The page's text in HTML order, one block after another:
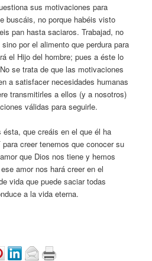
sus motivaciones para
buscáis, no porque habéis visto
pan hasta saciaros. Trabajad, no
por el alimento que perdura para
el Hijo del hombre; pues a éste lo
se trata de que las motivaciones
a satisfacer necesidades humanas
transmitirles a ellos (y a nosotros)
válidas para seguirle.
ésta, que creáis en el que él ha
creer tenemos que conocer su
que Dios nos tiene y hemos
amor nos hará creer en el
vida que puede saciar todas
a la vida eterna.